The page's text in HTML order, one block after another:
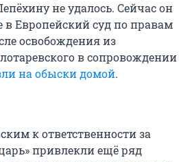
не удалось. Сейчас он
в Европейский суд по правам
освобождения из
в сопровождении
на обыски домой.
к ответственности за
привлекли ещё ряд